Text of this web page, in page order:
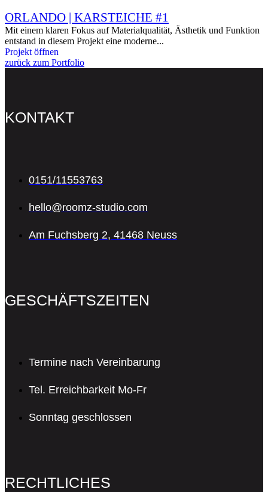
ORLANDO | KARSTEICHE #1
Mit einem klaren Fokus auf Materialqualität, Ästhetik und Funktion
entstand in diesem Projekt eine moderne...
Projekt öffnen
zurück zum Portfolio
KONTAKT
0151/11553763
hello@roomz-studio.com
Am Fuchsberg 2, 41468 Neuss
GESCHÄFTSZEITEN
Termine nach Vereinbarung
Tel. Erreichbarkeit Mo-Fr
Sonntag geschlossen
RECHTLICHES